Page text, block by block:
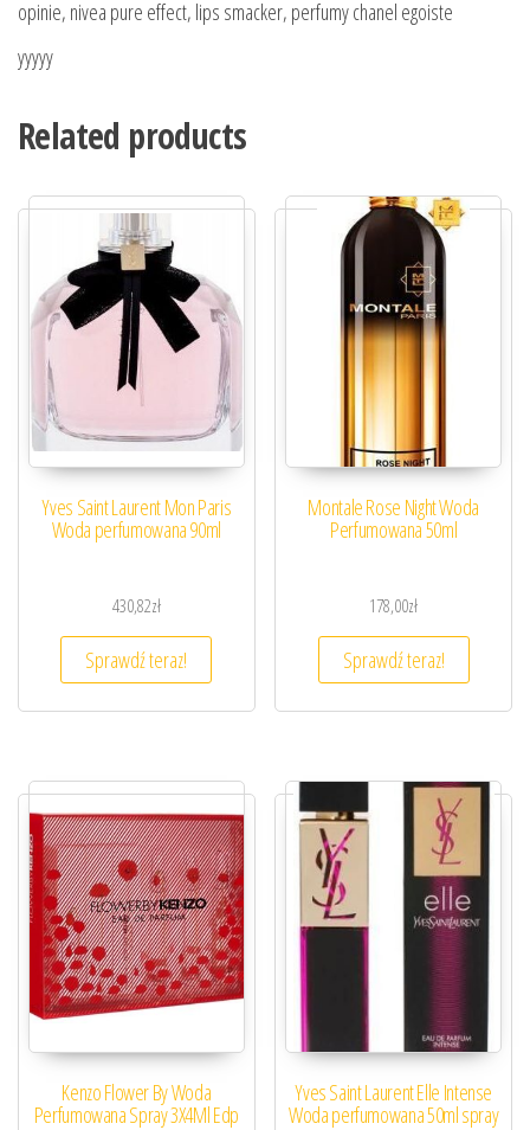
opinie, nivea pure effect, lips smacker, perfumy chanel egoiste
yyyyy
Related products
Yves Saint Laurent Mon Paris
Woda perfumowana 90ml
430,82zł
Sprawdź teraz!
Montale Rose Night Woda
Perfumowana 50ml
178,00zł
Sprawdź teraz!
Kenzo Flower By Woda
Perfumowana Spray 3X4Ml Edp
Yves Saint Laurent Elle Intense
Woda perfumowana 50ml spray